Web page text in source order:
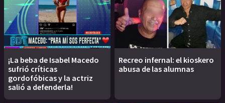
¡La beba de Isabel Macedo
sufrió críticas
gordofóbicas y la actriz
salió a defenderla!
Recreo infernal: el kioskero
abusa de las alumnas